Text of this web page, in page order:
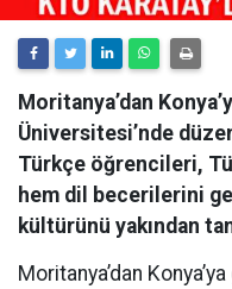
Moritanya’dan
Üniversitesi’nde
Türkçe öğrencileri,
hem dil becerilerini
kültürünü yakından
Moritanya’dan